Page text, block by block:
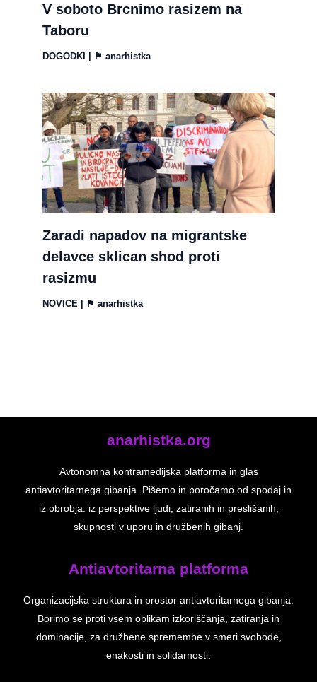
V soboto Brcnimo rasizem na
Taboru
DOGODKI | ⚑ anarhistka
Zaradi napadov na migrantske
delavce sklican shod proti
rasizmu
NOVICE | ⚑ anarhistka
anarhistka.org
Avtonomna kontramedijska platforma in glas
antiavtoritarnega gibanja. Pišemo in poročamo od spodaj in
iz obrobja: iz perspektive ljudi, zatiranih in preslišanih,
skupnosti v uporu in družbenih gibanj.
Antiavtoritarna platforma
Organizacijska struktura in prostor antiavtoritarnega gibanja.
Borimo se proti vsem oblikam izkoriščanja, zatiranja in
dominacije, za družbene spremembe v smeri svobode,
enakosti in solidarnosti.